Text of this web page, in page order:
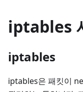
iptables
iptables
iptables은 패킷이